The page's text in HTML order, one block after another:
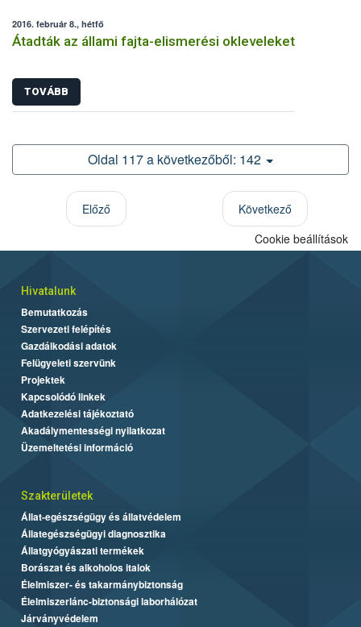
2016. február 8., hétfő
Átadták az állami fajta-elismerési okleveleket
TOVÁBB
Oldal 117 a következőből: 142
Előző
Következő
Cookie beállítások
Hivatalunk
Bemutatkozás
Szervezeti felépítés
Gazdálkodási adatok
Felügyeleti szervünk
Projektek
Kapcsolódó linkek
Adatkezelési tájékoztató
Akadálymentességi nyilatkozat
Üzemeltetési információ
Szakterületek
Állat-egészségügy és állatvédelem
Állategészségügyi diagnosztika
Állatgyógyászati termékek
Borászat és alkoholos italok
Élelmiszer- és takarmánybiztonság
Élelmiszerlánc-biztonsági laborhálózat
Járványvédelem